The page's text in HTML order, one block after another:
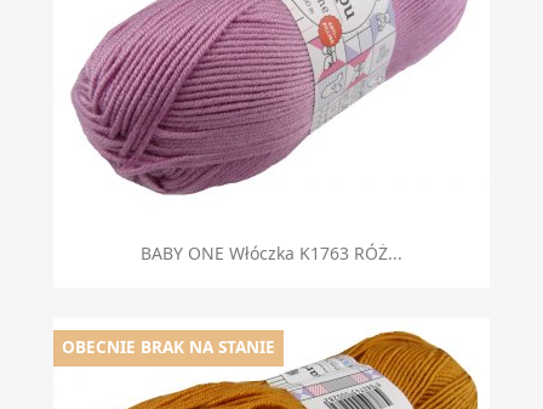
BABY ONE Włóczka K1763 RÓŻ...
OBECNIE BRAK NA STANIE